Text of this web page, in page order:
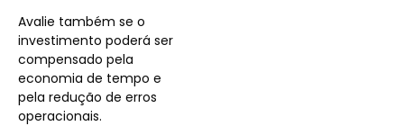
Avalie também se o
investimento poderá ser
compensado pela
economia de tempo e
pela redução de erros
operacionais.